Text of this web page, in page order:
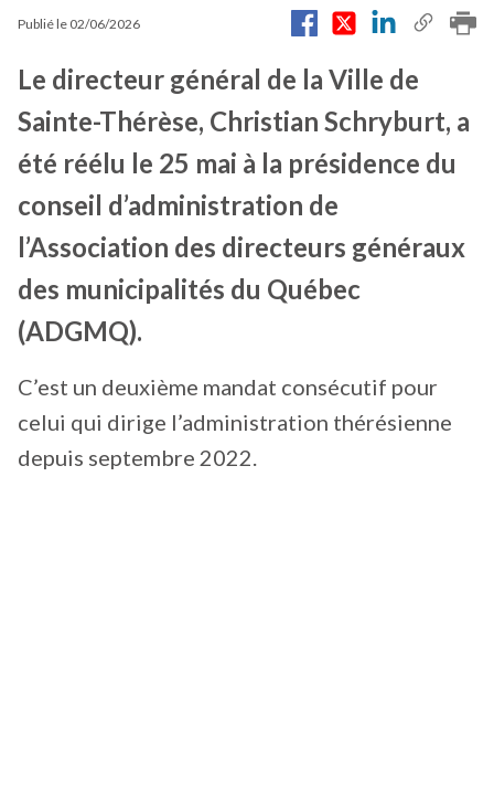
Publié le 02/06/2026
Le directeur général de la Ville de
Sainte-Thérèse, Christian Schryburt, a
été réélu le 25 mai à la présidence du
conseil d’administration de
l’Association des directeurs généraux
des municipalités du Québec
(ADGMQ).
C’est un deuxième mandat consécutif pour
celui qui dirige l’administration thérésienne
depuis septembre 2022.